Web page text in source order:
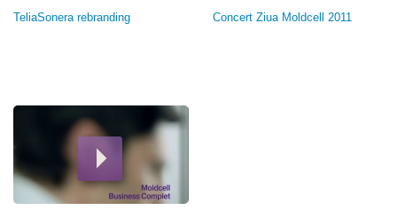
TeliaSonera rebranding Concert Ziua Moldcell 2011